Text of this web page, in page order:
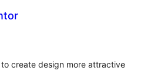
create design more attractive